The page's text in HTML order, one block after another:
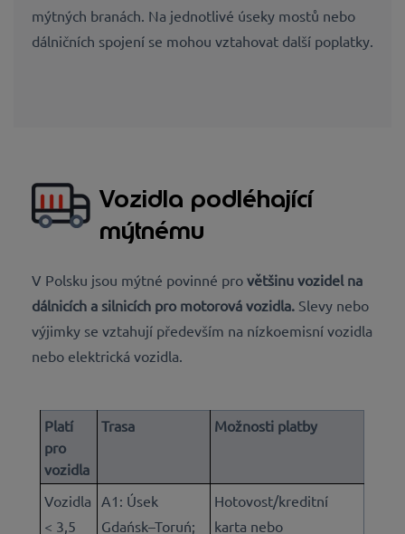
mýtných branách. Na jednotlivé úseky mostů nebo
dálničních spojení se mohou vztahovat další poplatky.
Vozidla podléhající
mýtnému
V Polsku jsou mýtné povinné pro většinu vozidel na
dálnicích a silnicích pro motorová vozidla. Slevy nebo
výjimky se vztahují především na nízkoemisní vozidla
nebo elektrická vozidla.
Platí
pro
vozidla
Trasa Možnosti platby
Vozidla
< 3,5
A1: Úsek
Gdańsk–Toruń;
Hotovost/kreditní
karta nebo